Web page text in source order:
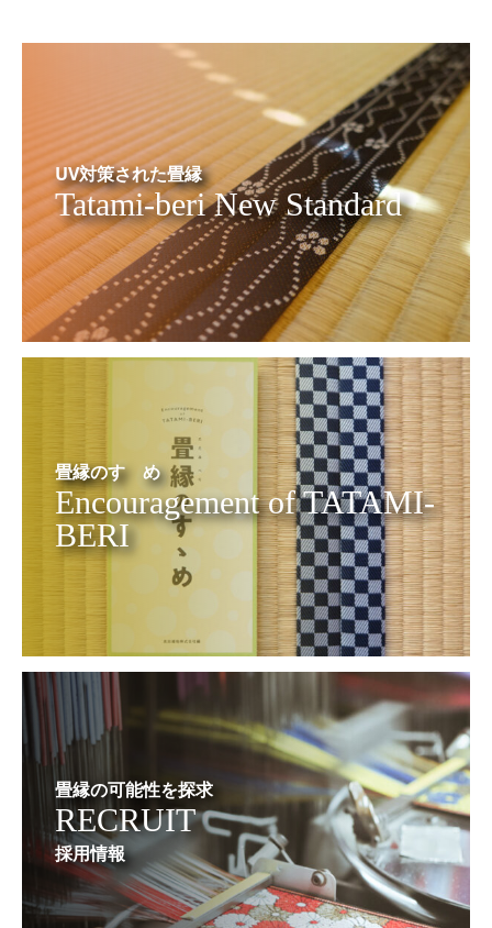
UV対策された畳縁
Tatami-beri New Standard
畳縁のすゝめ
Encouragement of TATAMI-
BERI
畳縁の可能性を探求
RECRUIT
採用情報